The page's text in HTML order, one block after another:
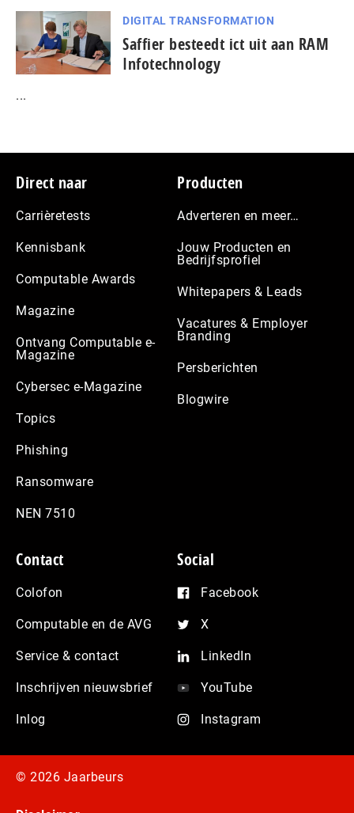
DIGITAL TRANSFORMATION
Saffier besteedt ict uit aan RAM
Infotechnology
...
Footer
Direct naar
Carrièretests
Kennisbank
Computable Awards
Magazine
Ontvang Computable e-
Magazine
Cybersec e-Magazine
Topics
Phishing
Ransomware
NEN 7510
Producten
Adverteren en meer…
Jouw Producten en
Bedrijfsprofiel
Whitepapers & Leads
Vacatures & Employer
Branding
Persberichten
Blogwire
Contact
Colofon
Computable en de AVG
Service & contact
Inschrijven nieuwsbrief
Inlog
Social
Facebook
X
LinkedIn
YouTube
Instagram
© 2026 Jaarbeurs